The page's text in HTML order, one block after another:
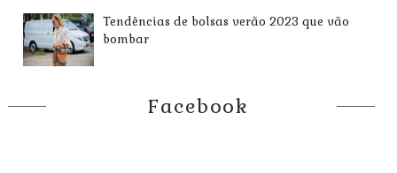
Tendências de bolsas verão 2023 que vão
bombar
Facebook